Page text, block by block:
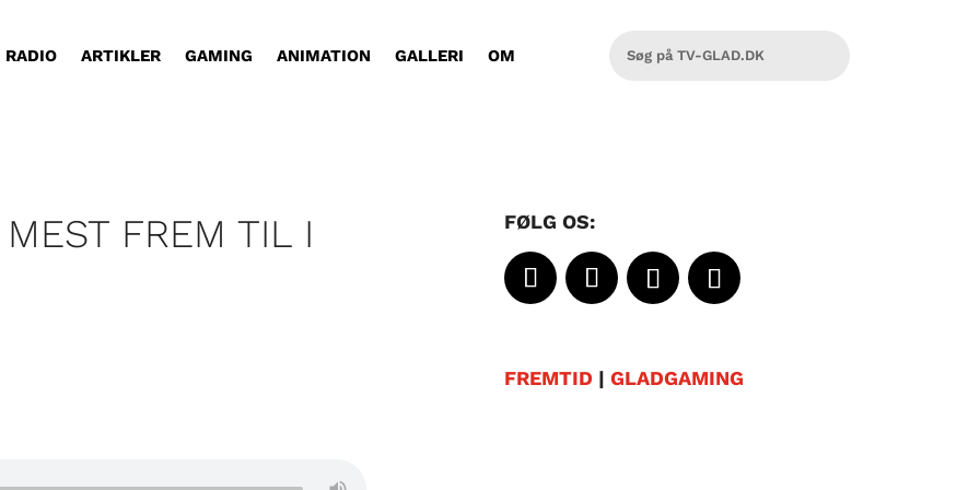
RADIO ARTIKLER GAMING ANIMATION GALLERI OM
FREM TIL I FØLG OS:
FREMTID | GLADGAMING